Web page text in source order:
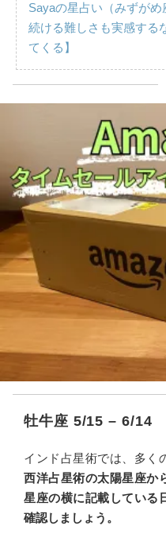
Sayaの星占い（みずが
続ける難しさも実感する
てくる】
牡牛座 5/15 – 6/14
インド占星術では、多く
西洋占星術の太陽星座か
星座の横に記載している
確認しましょう。